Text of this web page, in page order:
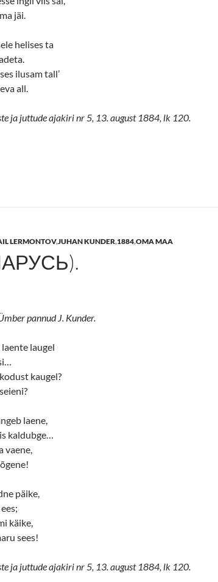
jäi.
helises ta
ilusam tall’
all.
ja juttude ajakiri nr 5, 13. august 1884, lk 120.
LERMONTOV,JUHAN KUNDER,1884,OMA MAA
pannud J. Kunder.
laugel
kaugel?
laene,
kaldubge…
vaene,
päike,
käike,
sees!
ja juttude ajakiri nr 5, 13. august 1884, lk 120.